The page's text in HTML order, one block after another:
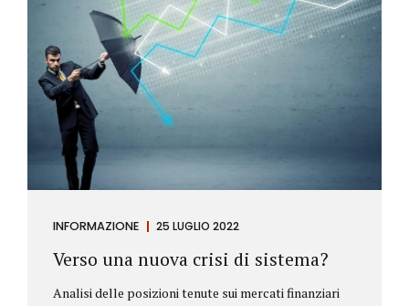
INFORMAZIONE 25 LUGLIO 2022
Verso una nuova crisi di sistema?
Analisi delle posizioni tenute sui mercati finanziari